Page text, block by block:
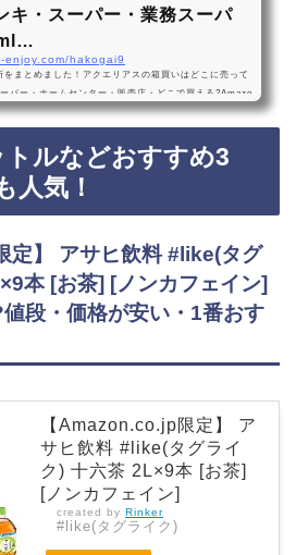
キ・スーパー・業務スーパ
hakogai9
まとめました！アクエリアスの箱買いはどこに売って
パー・ホームセンター・販売店・どこで買える?Amazo
2l・6本アクエリアスの箱買いは、ドンキホーテ、スー
売っています！店舗によっては売ってない店もあるの
箱買いがお得に買えておすすめです！アクエリアスの
！コカ・コーラ アクエリアス エアーボトル 500ml…
ルなどおすすめ3
人気！
定】 アサヒ飲料 #like(タグ
本 [お茶] [ノンカフェイン]
段・価格が安い・1番おす
【Amazon.co.jp限定】 ア
サヒ飲料 #like(タグライ
ク) 十六茶 2L×9本 [お茶]
[ノンカフェイン]
created by Rinker
#like(タグライク)